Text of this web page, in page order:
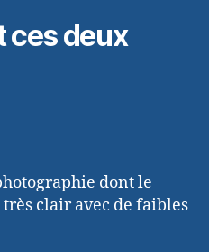
ces deux
dont le
clair avec de faibles